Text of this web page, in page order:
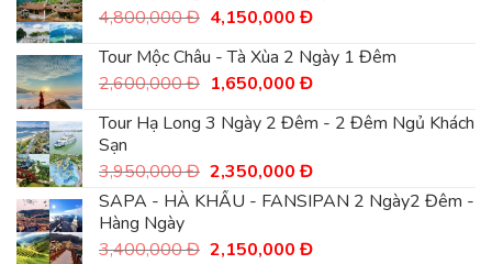
4,950,000
Đ.
là:
Đ.
4,800,000Đ Giá
là:
4,800,000
Đ.
4,150,000ĐGiá
tại
là:
Đ.
Tour Mộc Châu - Tà Xùa 2 Ngày 1 Đêm
2,600,000Đ Giá
là:
Đ.
1,650,000ĐGiá
tại
1,650,000
Đ.
Tour Hạ Long 3 Ngày 2 Đêm - 2 Đêm Ngủ Khách
Sạn
3,950,000Đ Giá
gốc
là:
Đ.
2,350,000ĐGiá
hiện
tại
2,350,000
SAPA - HÀ KHẨU - FANSIPAN 2 Ngày2 Đêm -
Hàng Ngày
3,400,000Đ Giá
2,150,000ĐGiá